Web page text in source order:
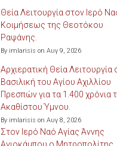
Θεία Λειτουργία στον Ιερό
Κοιμήσεως της Θεοτόκου
Ραψάνης.
By imlarisis on Αυγ 9, 2026
Αρχιερατική Θεία Λειτουργία
Βασιλική του Αγίου Αχιλλίου
Πρεσπών για τα 1.400 χρόνια
Ακαθίστου Ύμνου.
By imlarisis on Αυγ 8, 2026
Στον Ιερό Ναό Αγίας Άννης